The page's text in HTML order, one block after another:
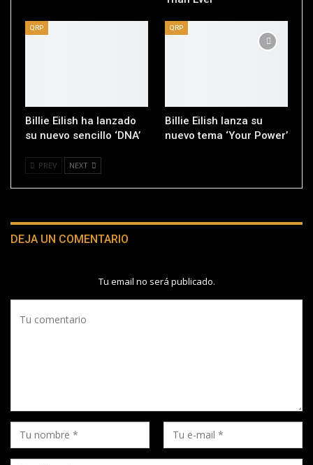
QRP
Billie Eilish ha lanzado
su nuevo sencillo ‘DNA’
QRP
Billie Eilish lanza su
nuevo tema ‘Your Power’
PREV NEXT
DEJA UN COMENTARIO
Tu email no será publicado.